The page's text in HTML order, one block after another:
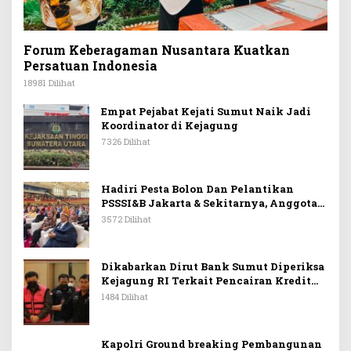
Forum Keberagaman Nusantara Kuatkan
Persatuan Indonesia
18981 Dilihat
Empat Pejabat Kejati Sumut Naik Jadi
Koordinator di Kejagung
7326 Dilihat
Hadiri Pesta Bolon Dan Pelantikan
PSSSI&B Jakarta & Sekitarnya, Anggota
DPR RI Kombes. Pol. (Purn). Dr. Maruli
Membangun Bangsa
3572 Dilihat
Dikabarkan Dirut Bank Sumut Diperiksa
Kejagung RI Terkait Pencairan Kredit
PT Sritex
1484 Dilihat
Kapolri Ground breaking Pembangunan